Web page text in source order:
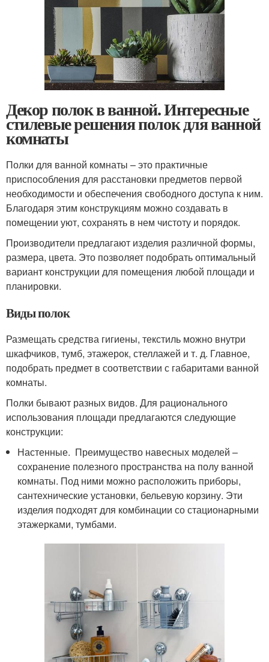
Декор полок в ванной. Интересные
стилевые решения полок для ванной
комнаты
Полки для ванной комнаты – это практичные
приспособления для расстановки предметов первой
необходимости и обеспечения свободного доступа к ним.
Благодаря этим конструкциям можно создавать в
помещении уют, сохранять в нем чистоту и порядок.
Производители предлагают изделия различной формы,
размера, цвета. Это позволяет подобрать оптимальный
вариант конструкции для помещения любой площади и
планировки.
Виды полок
Размещать средства гигиены, текстиль можно внутри
шкафчиков, тумб, этажерок, стеллажей и т. д. Главное,
подобрать предмет в соответствии с габаритами ванной
комнаты.
Полки бывают разных видов. Для рационального
использования площади предлагаются следующие
конструкции:
Настенные. Преимущество навесных моделей –
сохранение полезного пространства на полу ванной
комнаты. Под ними можно расположить приборы,
сантехнические установки, бельевую корзину. Эти
изделия подходят для комбинации со стационарными
этажерками, тумбами.